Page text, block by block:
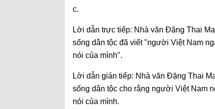
c.
Lời dẫn trực tiếp: Nhà văn Đặng Thai
sống dân tộc đã viết "người Việt Nam
nói của mình".
Lời dẫn gián tiếp: Nhà văn Đặng Thai
sống dân tộc cho rằng người Việt Nam
nói của mình.